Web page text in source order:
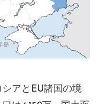
アとEU諸国の境